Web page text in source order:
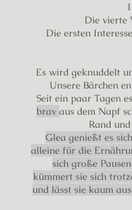
Die vierte
Die ersten
Es wird geknuddelt
Unsere Bärchen
Seit ein paar Tagen
brav aus dem Napf
Rand
Glea genießt es
alleine für die
sich große
kümmert sie sich
und lässt sie kaum